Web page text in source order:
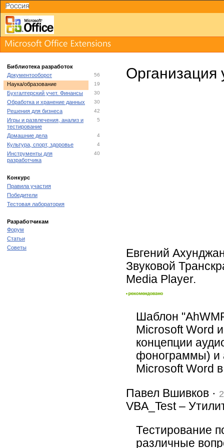
Библиотека разработок
Документооборот
56
Наука/образование 19
Бухгалтерский учет. Финансы 30
Обработка и хранение данных 30
Решения для бизнеса 42
Игры и развлечения, анализ и
тестирование
5
Домашние дела 4
Культура, спорт, здоровье 4
Инструменты для
разработчика
40
Конкурс
Правила участия
Победители
Тестовая лаборатория
Разработчикам
Форум
Статьи
Советы
Организация
Евгений
Звуковой
Media Player.
Шаблон
Microsoft Word
концепции
фонограммы) и
Microsoft Word
Павел Вшивков ·
VBA_Test –
Тестирование
различные